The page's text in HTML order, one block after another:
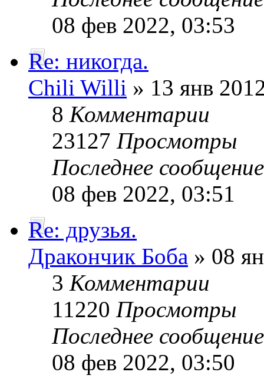
08 фев 2022, 03:53
Re: никогда.
Chili Willi » 13 янв
8 Комментарии
23127 Просмотры
Последнее
08 фев 2022, 03:51
Re: друзья.
Дракончик Боба » 08
3 Комментарии
11220 Просмотры
Последнее
08 фев 2022, 03:50